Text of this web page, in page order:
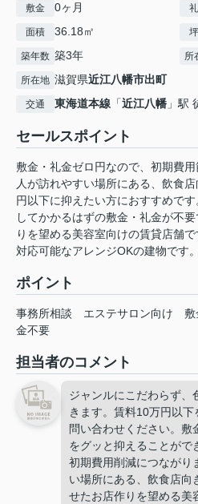
敷金 0ヶ月
面積 36.18㎡
築年数 築3年 所
所在地 滋賀県近江八幡市出町
交通 東海道本線 「近江八幡 」駅
セールスポイント
敷金・礼金ゼロ円なので、初期費
人が訪れやすい場所にある、飲食
円以下に抑えたい方におすすめで
してかかるはずの敷金・礼金が不
りを望める美容室向けの賃貸店舗
対応可能なアレンジOKの建物です。
ポイント
事務所相談 エステサロン向け 敷
金不要
担当者のコメント
ジャンルにこだわらず、
きます。賃料10万円以
問い合わせください。敷
をグッと抑えることがで
初期費用削減につながり
い場所にある、飲食店向
せたお店作りを望める美